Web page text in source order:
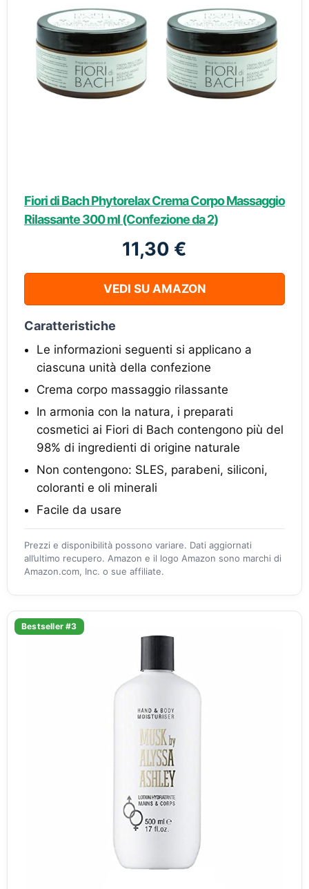
Fiori di Bach Phytorelax Crema Corpo Massaggio
Rilassante 300 ml (Confezione da 2)
11,30 €
VEDI SU AMAZON
Caratteristiche
Le informazioni seguenti si applicano a
ciascuna unità della confezione
Crema corpo massaggio rilassante
In armonia con la natura, i preparati
cosmetici ai Fiori di Bach contengono più del
98% di ingredienti di origine naturale
Non contengono: SLES, parabeni, siliconi,
coloranti e oli minerali
Facile da usare
Prezzi e disponibilità possono variare. Dati aggiornati
all’ultimo recupero. Amazon e il logo Amazon sono marchi di
Amazon.com, Inc. o sue affiliate.
Bestseller #3